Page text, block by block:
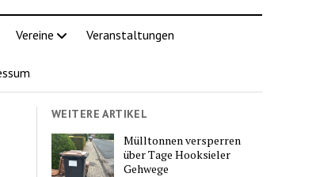
Vereine Veranstaltungen
WEITERE ARTIKEL
Mülltonnen versperren
über Tage Hooksieler
Gehwege